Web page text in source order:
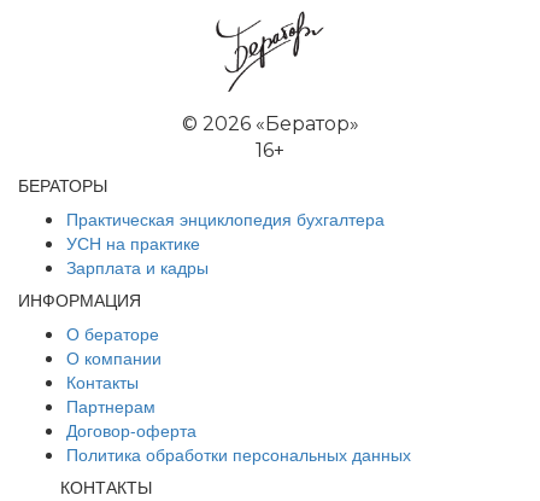
© 2026 «Бератор»
16+
БЕРАТОРЫ
Практическая энциклопедия бухгалтера
УСН на практике
Зарплата и кадры
ИНФОРМАЦИЯ
О бераторе
О компании
Контакты
Партнерам
Договор-оферта
Политика обработки персональных данных
КОНТАКТЫ